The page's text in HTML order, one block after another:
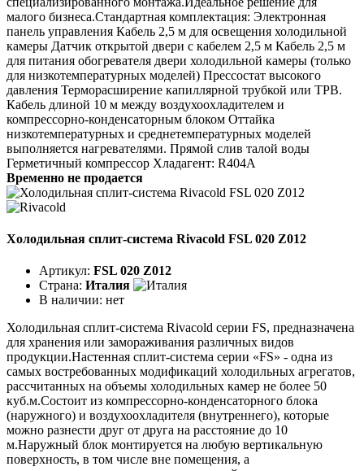
малого бизнеса.Стандартная комплектация: Электронная
панель управления Кабель 2,5 м для освещения холодильной
камеры Датчик открытой двери с кабелем 2,5 м Кабель 2,5 м
для питания обогревателя двери холодильной камеры (только
для низкотемпературных моделей) Прессостат высокого
давления Терморасширение капиллярной трубкой или ТРВ.
Кабель длиной 10 м между воздухоохладителем и
компрессорно-конденсаторным блоком Оттайка
низкотемпературных и среднетемпературных моделей
выполняется нагревателями. Прямой слив талой воды
Герметичный компрессор Хладагент: R404A
Временно не продается
Холодильная сплит-система Rivacold FSL 020 Z012
Артикул: FSL 020 Z012
Страна: Италия
В наличии: нет
Холодильная сплит-система Rivacold серии FS, предназначена
для хранения или замораживания различных видов
продукции.Настенная сплит-система серии «FS» - одна из
самых востребованных модификаций холодильных агрегатов,
рассчитанных на объемы холодильных камер не более 50
куб.м.Состоит из компрессорно-конденсаторного блока
(наружного) и воздухоохладителя (внутреннего), которые
можно разнести друг от друга на расстояние до 10
м.Наружный блок монтируется на любую вертикальную
поверхность, в том числе вне помещения, а